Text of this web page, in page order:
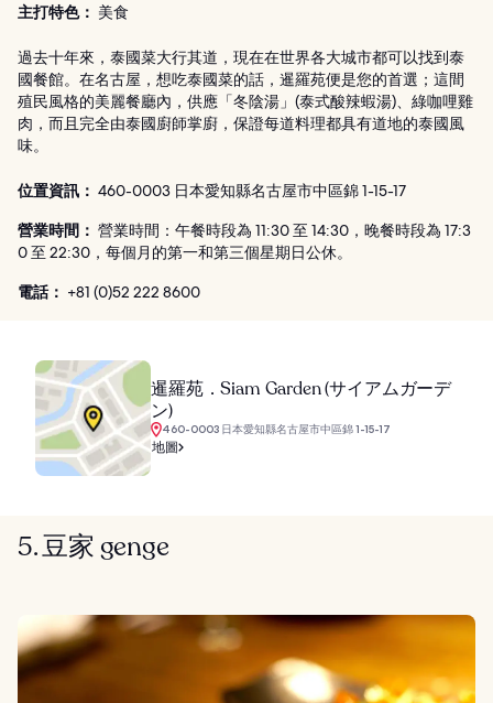
主打特色： 美食
過去十年來，泰國菜大行其道，現在在世界各大城市都可以找到泰
國餐館。在名古屋，想吃泰國菜的話，暹羅苑便是您的首選；這間
殖民風格的美麗餐廳內，供應「冬陰湯」(泰式酸辣蝦湯)、綠咖哩雞
肉，而且完全由泰國廚師掌廚，保證每道料理都具有道地的泰國風
味。
位置資訊： 460-0003 日本愛知縣名古屋市中區錦 1-15-17
營業時間： 營業時間：午餐時段為 11:30 至 14:30，晚餐時段為 17:3
0 至 22:30，每個月的第一和第三個星期日公休。
電話： +81 (0)52 222 8600
暹羅苑．Siam Garden (サイアムガーデ
ン)
460-0003 日本愛知縣名古屋市中區錦 1-15-17
地圖
5. 豆家 genge